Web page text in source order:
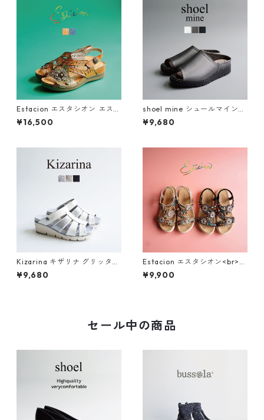
Estacion エスタシオン エスニ
ック調フラワーカット本革ス
トラップサンダル 2522-5
¥16,500
shoel mine シュールマイン
ビジューアシンメトリー厚底
ミュールサンダル SM7656
¥9,680
Kizarina キザリナ グリッター
モチーフ2WAY厚底グルカサン
ダル KZ675
¥9,680
Estacion エスタシオン<br>エ
スニック調サークルモチーフ
カラフルビーズコンフォート
¥9,900
セール中の商品